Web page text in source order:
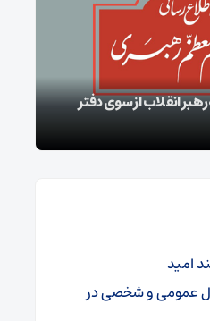
انقلاب از سوی دفتر
امید
عمومی و شخصی در